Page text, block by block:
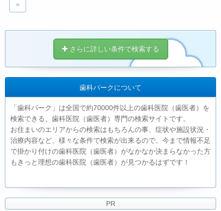
»
さらに詳しい条件で検索する
歯科パークについて
「歯科パーク」は全国で約70000件以上の歯科医院（歯医者）を
検索できる、歯科医院（歯医者）専門の検索サイトです。
お住まいのエリアからの検索はもちろんの事、症状や施設状況・
治療内容など、様々な条件で検索が出来るので、今まで情報不足
で掛かり付けの歯科医院（歯医者）がなかなか決まらなかった方
もきっと理想の歯科医院（歯医者）が見つかるはずです！
PR